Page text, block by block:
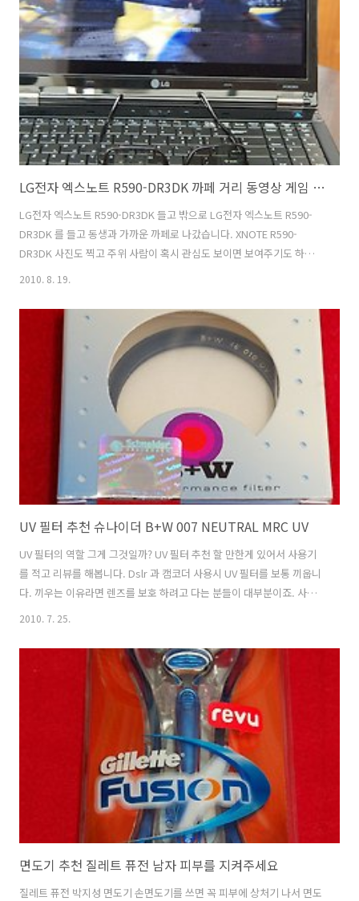
보도록 하죠. 외장하드디스크에 이승철 컨텐츠가 삼성 외장 하드 S2
Portable 에 보면 "이승철_25주년.BAT" 라는 파일이 있습니다 이걸 실
행하면 특별한 영상이 나옵니다. 이승철 25주년 특별 에디션인 셈..
LG전자 엑스노트 R590-DR3DK 까페 거리 동영상 게임 시연
LG전자 엑스노트 R590-DR3DK 들고 밖으로 LG전자 엑스노트 R590-
DR3DK 를 들고 동생과 가까운 까페로 나갔습니다. XNOTE R590-
DR3DK 사진도 찍고 주위 사람이 혹시 관심도 보이면 보여주기도 하고
하려고 했죠. 노트북 가방이 있긴 하지만, 디카와 디캠도 들고 가야해서
어가다가 장소를 갑자기 바꾸는 바람에 좀 걸어가서 힘들었네요. 노트북
은 무게를 줄이면 2KG 이 조금 넘는 무게입니다. 엄청 무거운건 아니지
만 그렇다고 엄청 가벼운 무게는 아니네요. 다만 성능은 상당히 좋은편
입니다. LG전자 엑스노트 R590-DR3DK 들고 까페 가다 씨디맨이 손에
들고 있는게 XNOTE R590-DR3DK 입니다. 3D 가 가..
2010. 8. 19.
UV 필터 추천 슈나이더 B+W 007 NEUTRAL MRC UV
UV 필터의 역할 그게 그것일까? UV 필터 추천 할 만한게 있어서 사용기
를 적고 리뷰를 해봅니다. Dslr 과 캠코더 사용시 UV 필터를 보통 끼웁니
다. 끼우는 이유라면 렌즈를 보호 하려고 다는 분들이 대부분이죠. 사실
은 저렴한 필터로 많이 쓰는 UV 필터는 눈에 보이지 않는 자외선 영역을
지만, 너무 싼 필터를 끼우면 좋은 렌즈를 재대로 활용을 못할 수 도 있죠.
제가 추천하는 UV 필터는 뭐가 다른지 한번 보죠. 슈나이더 B+W MRC
UV 필터 패키지 외형 슈나이더 B+W MRC UV 46mm 필터 입니다. 필터
의 지름은 필터 외형까지의 길이를 뜻합니다. 종이 박스에 내부는 반투명
의 박스에 담겨 있고 내부가 보이는 이런 형태는 ..
2010. 7. 25.
면도기 추천 질레트 퓨전 남자 피부를 지켜주세요
질레트 퓨전 박지성 면도기 손면도기를 쓰면 꼭 피부에 상처기 나서 면도